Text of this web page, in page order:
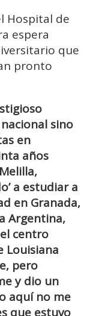
Hospital de
espera
que
pronto
sino
en
años
a estudiar a
en Granada,
Argentina,
centro
Louisiana
pero
y dio un
aquí no me
que estuvo